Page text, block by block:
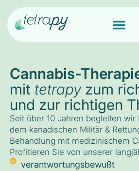
Cannabis-
mit tetrapyzum
und zur richtigen
Seit über 10 Jahren begleiten wir
dem kanadischen Militär &
Behandlung mit medizinischem
Profitieren Sie von unserer
verantwortungsbewußt